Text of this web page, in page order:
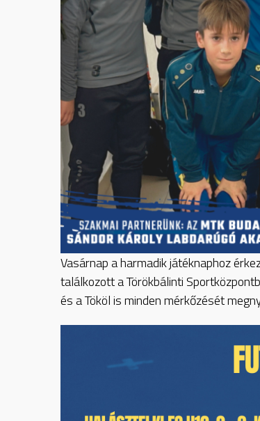
Vasárnap a harmadik játéknaphoz
találkozott a Törökbálinti
és a Tököl is minden mérkőzését